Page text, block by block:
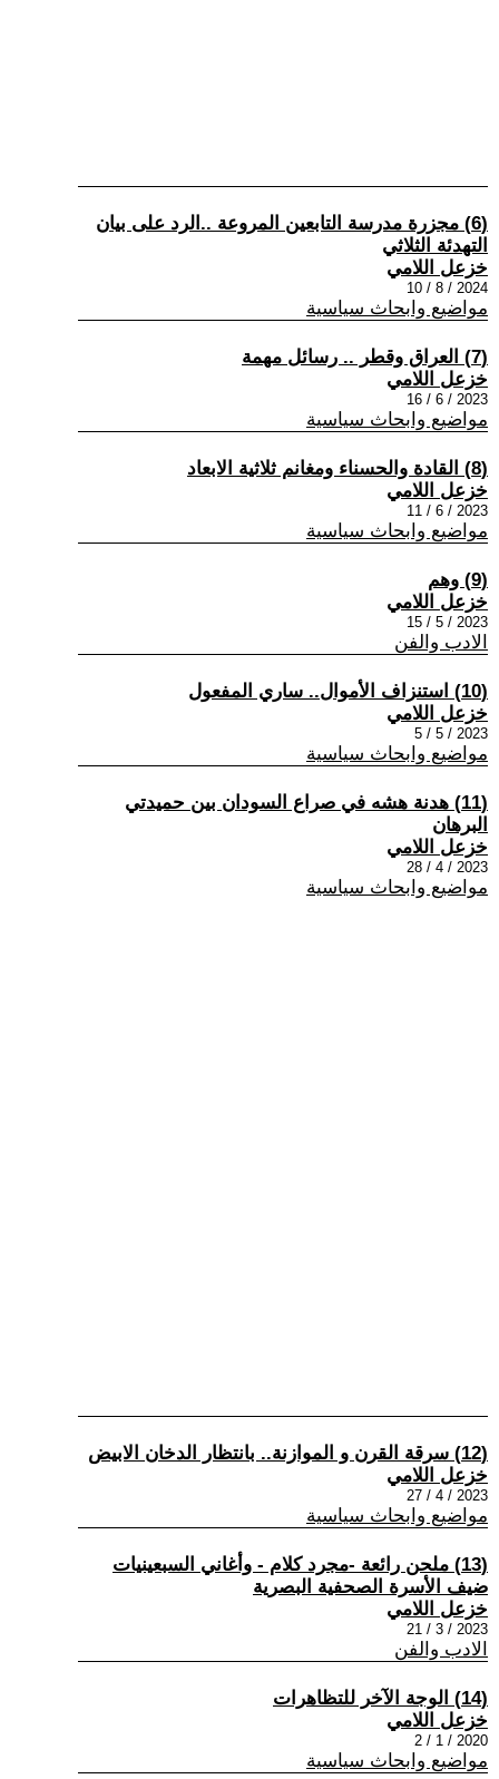
(6) مجزرة مدرسة التابعين المروعة ..الرد على بيان
التهدئة الثلاثي
خزعل اللامي
2024 / 8 / 10
مواضيع وابحاث سياسية
(7) العراق وقطر .. رسائل مهمة
خزعل اللامي
2023 / 6 / 16
مواضيع وابحاث سياسية
(8) القادة والحسناء ومغانم ثلاثية الابعاد
خزعل اللامي
2023 / 6 / 11
مواضيع وابحاث سياسية
(9) وهم
خزعل اللامي
2023 / 5 / 15
الادب والفن
(10) استنزاف الأموال.. ساري المفعول
خزعل اللامي
2023 / 5 / 5
مواضيع وابحاث سياسية
(11) هدنة هشه في صراع السودان بين حميدتي
البرهان
خزعل اللامي
2023 / 4 / 28
مواضيع وابحاث سياسية
(12) سرقة القرن و الموازنة.. بانتظار الدخان الابيض
خزعل اللامي
2023 / 4 / 27
مواضيع وابحاث سياسية
(13) ملحن رائعة -مجرد كلام - وأغاني السبعينيات
ضيف الأسرة الصحفية البصرية
خزعل اللامي
2023 / 3 / 21
الادب والفن
(14) الوجة الآخر للتظاهرات
خزعل اللامي
2020 / 1 / 2
مواضيع وابحاث سياسية